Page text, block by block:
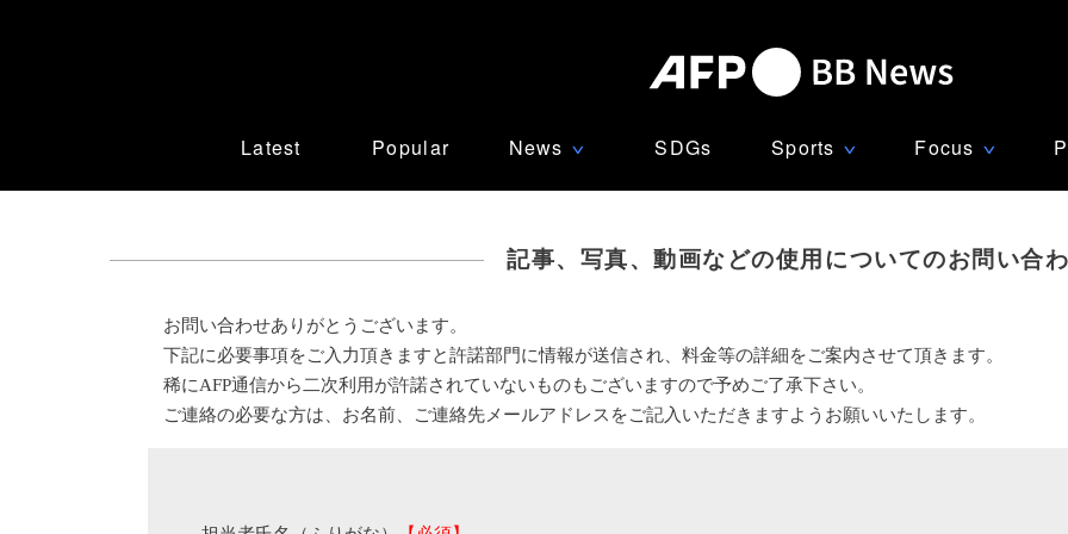
Latest Popular News ∨ SDGs Sports ∨ Focus ∨
記事、写真、動画などの使用についてのお問い合
お問い合わせありがとうございます。
下記に必要事項をご入力頂きますと許諾部門に情報が送信され、料金等の詳細をご案内させて頂きます。
稀にAFP通信から二次利用が許諾されていないものもございますので予めご了承下さい。
ご連絡の必要な方は、お名前、ご連絡先メールアドレスをご記入いただきますようお願いいたします。